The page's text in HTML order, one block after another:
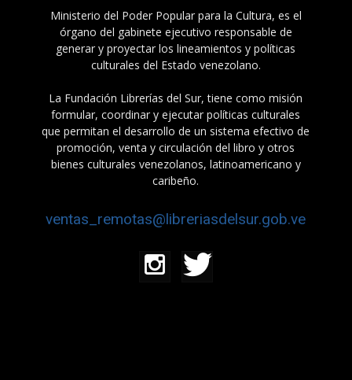
Ministerio del Poder Popular para la Cultura, es el
órgano del gabinete ejecutivo responsable de
generar y proyectar los lineamientos y políticas
culturales del Estado venezolano.
La Fundación Librerías del Sur, tiene como misión
formular, coordinar y ejecutar políticas culturales
que permitan el desarrollo de un sistema efectivo de
promoción, venta y circulación del libro y otros
bienes culturales venezolanos, latinoamericano y
caribeño.
ventas_remotas@libreriasdelsur.gob.ve